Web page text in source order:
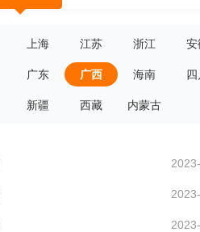
上海 江苏 浙江 安
广东 广西 海南 四
新疆 西藏 内蒙古